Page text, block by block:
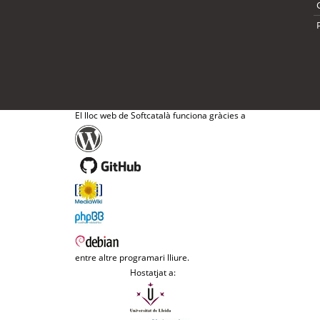
El lloc web de Softcatalà funciona gràcies a
entre altre programari lliure.
Hostatjat a: